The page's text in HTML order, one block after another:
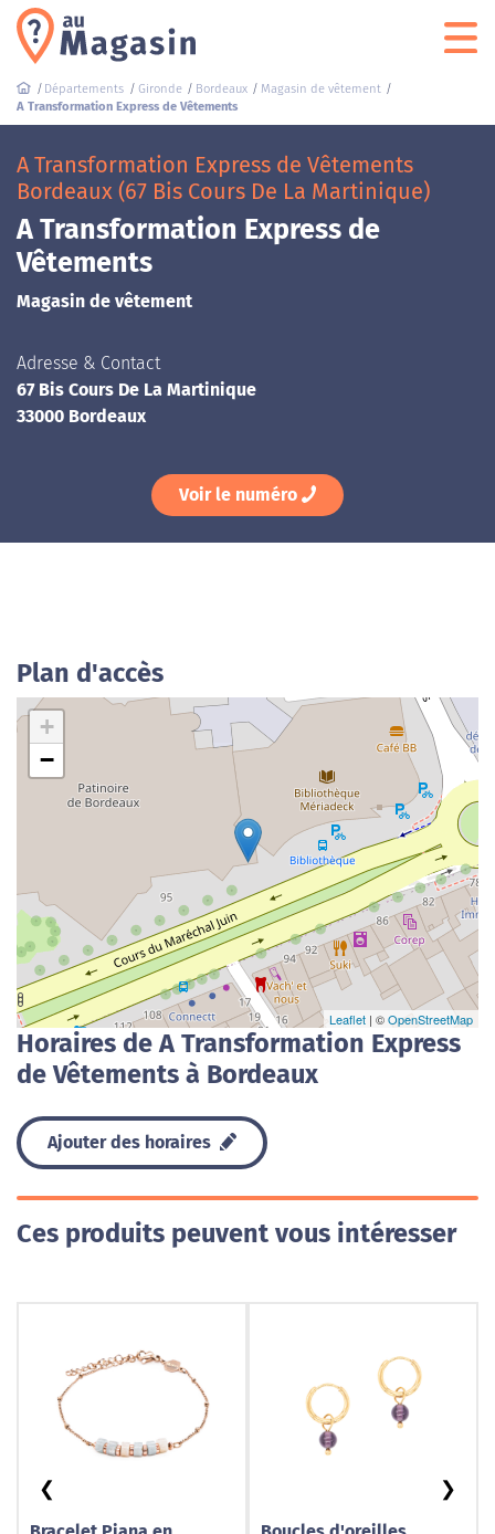
Départements Gironde Bordeaux
Magasin de vêtement
A Transformation Express de Vêtements
A Transformation Express de Vêtements
Bordeaux (67 Bis Cours De La Martinique)
A Transformation Express de
Vêtements
Magasin de vêtement
Adresse & Contact
67 Bis Cours De La Martinique
33000 Bordeaux
Voir le numéro
Plan d'accès
+
−
Leaflet | ©OpenStreetMap
Horaires de A Transformation Express
de Vêtements à Bordeaux
Ajouter des horaires
Ces produits peuvent vous intéresser
❮ ❯